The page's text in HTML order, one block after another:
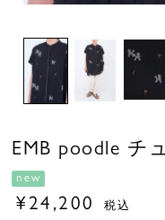
EMB poodle チ
new
¥ 24,200
税込